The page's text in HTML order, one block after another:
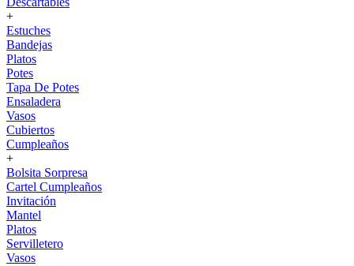
+
Estuches
Bandejas
Platos
Potes
Tapa De Potes
Ensaladera
Vasos
Cubiertos
Cumpleaños
+
Bolsita Sorpresa
Cartel Cumpleaños
Invitación
Mantel
Platos
Servilletero
Vasos